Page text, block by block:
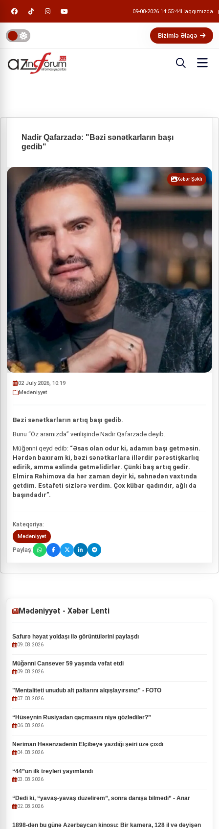
09-08-2026 14:55:44Haqqımızda
Bizimlə Əlaqə
Nadir Qafarzadə: "Bəzi sənətkarların başı
gedib"
Xəbər Şəkli
02 July 2026, 10:19
Mədəniyyət
Bəzi sənətkarların artıq başı gedib.
Bunu “Öz aramızda” verilişində Nadir Qafarzadə deyib.
Müğənni qeyd edib: “Əsas olan odur ki, adamın başı getməsin.
Hərdən baxıram ki, bəzi sənətkarlara illərdir pərəstişkarlıq
edirik, amma əslində getməlidirlər. Çünki baş artıq gedir.
Elmira Rəhimova da hər zaman deyir ki, səhnədən vaxtında
getdim. Estafeti sizlərə verdim. Çox kübar qadındır, ağlı da
başındadır”.
Kateqoriya:
Mədəniyyət
Paylaş:
Mədəniyyət - Xəbər Lenti
Safurə həyat yoldaşı ilə görüntülərini paylaşdı
09.08.2026
Müğənni Cansever 59 yaşında vəfat etdi
09.08.2026
"Mentaliteti unudub alt paltarını alqışlayırsınız" - FOTO
07.08.2026
“Hüseynin Rusiyadan qaçmasını niyə gözlədilər?”
06.08.2026
Nəriman Həsənzadənin Elçibəyə yazdığı şeiri üzə çıxdı
04.08.2026
“44”ün ilk treyleri yayımlandı
03.08.2026
“Dedi ki, “yavaş-yavaş düzəlirəm”, sonra danışa bilmədi” - Anar
02.08.2026
1898-dən bu günə Azərbaycan kinosu: Bir kamera, 128 il və dəyişən